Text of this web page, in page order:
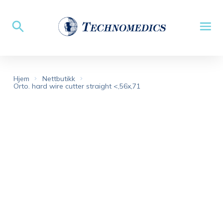
Hjem
Nettbutikk
Orto. hard wire cutter straight <,56x,71